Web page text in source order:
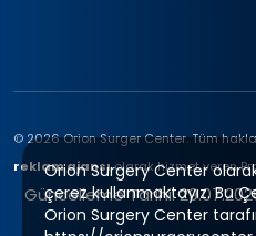
© 2026 Orion Surger Center. Tüm
reklam ajansıolarak hizmet veren
Güncelleme Tarihi:
Orion Surgery Center
çerez kullanmaktayız. Bu
Orion Surgery Center